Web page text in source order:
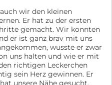
wir den kleinen
Er hat zu der ersten
gemacht. Wir konnten
er ist ganz brav mit uns
wusste er zwar
uns halten und wie er mit
richtigen Leckerchen
sein Herz gewinnen. Er
unsere Nähe gesucht.